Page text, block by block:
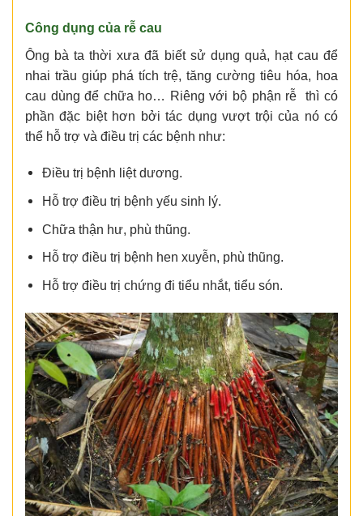
Công dụng của rễ cau
Ông bà ta thời xưa đã biết sử dụng quả, hạt cau để
nhai trầu giúp phá tích trệ, tăng cường tiêu hóa, hoa
cau dùng để chữa ho… Riêng với bộ phận rễ thì có
phần đặc biệt hơn bởi tác dụng vượt trội của nó có
thể hỗ trợ và điều trị các bệnh như:
Điều trị bệnh liệt dương.
Hỗ trợ điều trị bệnh yếu sinh lý.
Chữa thận hư, phù thũng.
Hỗ trợ điều trị bệnh hen xuyễn, phù thũng.
Hỗ trợ điều trị chứng đi tiểu nhắt, tiểu són.